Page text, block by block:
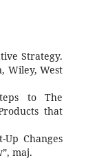
Strategy.
Wiley, West
to The
that
Changes
maj.